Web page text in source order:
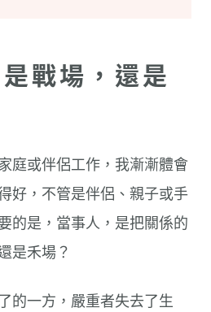
戰場，還是
庭或伴侶工作，我漸漸體會
好，不管是伴侶、親子或手
的是，當事人，是把關係的
是禾場？
的一方，嚴重者失去了生